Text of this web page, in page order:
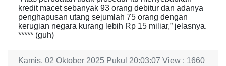
kredit macet sebanyak 93 orang debitur dan adanya
penghapusan utang sejumlah 75 orang dengan
kerugian negara kurang lebih Rp 15 miliar,” jelasnya.
***** (guh)
Kamis, 02 Oktober 2025 Pukul 20:03:07 View : 1660